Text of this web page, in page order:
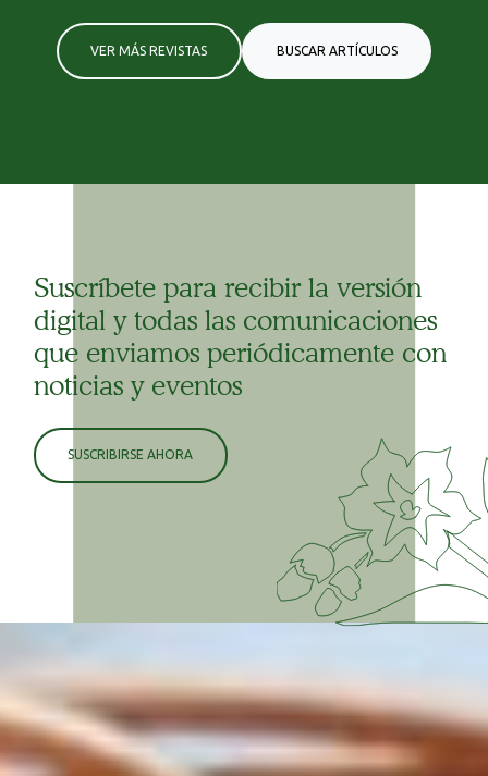
VER MÁS REVISTAS BUSCAR ARTÍCULOS
Suscríbete para recibir la versión
digital y todas las comunicaciones
que enviamos periódicamente con
noticias y eventos
SUSCRIBIRSE AHORA